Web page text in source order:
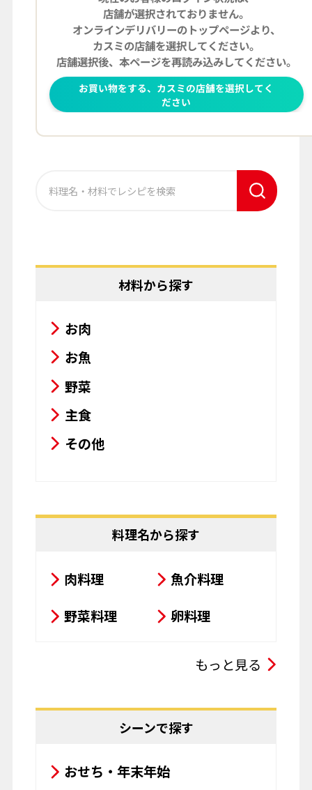
材料から探す
お肉
お魚
野菜
主食
その他
料理名から探す
肉料理
魚介料理
野菜料理
卵料理
揚げ物
粉物
もっと見る
シーンで探す
おせち・年末年始